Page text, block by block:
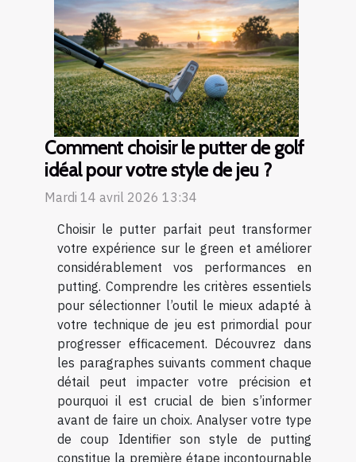
Comment choisir le putter de golf
idéal pour votre style de jeu ?
Mardi 14 avril 2026 13:34
Choisir le putter parfait peut transformer
votre expérience sur le green et améliorer
considérablement vos performances en
putting. Comprendre les critères essentiels
pour sélectionner l’outil le mieux adapté à
votre technique de jeu est primordial pour
progresser efficacement. Découvrez dans
les paragraphes suivants comment chaque
détail peut impacter votre précision et
pourquoi il est crucial de bien s’informer
avant de faire un choix. Analyser votre type
de coup Identifier son style de putting
constitue la première étape incontournable